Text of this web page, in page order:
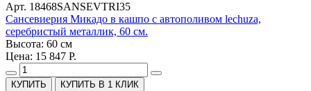
Арт. 18468SANSEVTRI35
Сансевиерия Микадо в кашпо с автополивом lechuza,
серебристый металлик, 60 см.
Высота: 60 см
Цена: 15 847 Р.
КУПИТЬ В 1 КЛИК